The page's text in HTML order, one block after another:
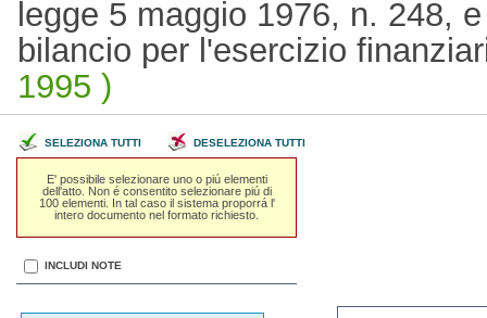
legge 5 maggio 1976, n. 248,
bilancio per l'esercizio
1995 )
SELEZIONA TUTTI DESELEZIONA TUTTI
E' possibile selezionare uno o piú elementi
dell'atto. Non é consentito selezionare piú di
100 elementi. In tal caso il sistema proporrá l'
intero documento nel formato richiesto.
INCLUDI NOTE